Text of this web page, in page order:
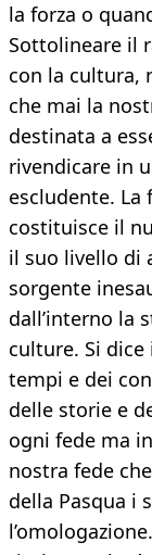
la forza o
Sottolineare il
con la cultura,
che mai la
destinata a
rivendicare in
escludente. La
costituisce il
il suo livello di
sorgente
dall’interno la
culture. Si
tempi e dei
delle storie e
ogni fede ma
nostra fede
della Pasqua i